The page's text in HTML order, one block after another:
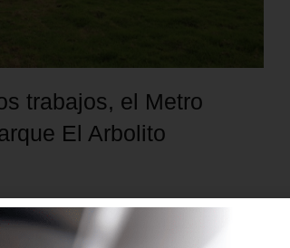
trabajos, el Metro
El Arbolito
Metro de Quito informa a
vez finalizados los trabajos en el